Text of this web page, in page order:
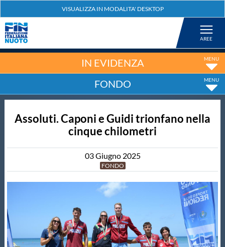
Nuoto
Tuffi
Fondo
Salvamento
Master
IN EVIDENZA
FONDO
Assoluti. Caponi e Guidi trionfano nella
cinque chilometri
03Giugno 2025
FONDO